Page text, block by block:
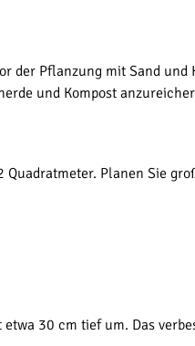
der Pflanzung mit Sand
und Kompost
Planen Sie
etwa 30 cm tief um. Das